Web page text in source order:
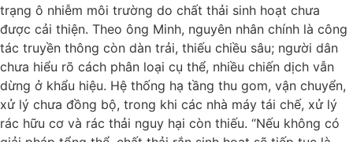
trạng ô nhiễm môi trường do chất thải sinh hoạt chưa
được cải thiện. Theo ông Minh, nguyên nhân chính là công
tác truyền thông còn dàn trải, thiếu chiều sâu; người dân
chưa hiểu rõ cách phân loại cụ thể, nhiều chiến dịch vẫn
dừng ở khẩu hiệu. Hệ thống hạ tầng thu gom, vận chuyển,
xử lý chưa đồng bộ, trong khi các nhà máy tái chế, xử lý
rác hữu cơ và rác thải nguy hại còn thiếu. “Nếu không có